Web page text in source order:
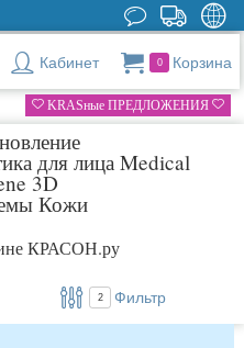
Кабинет 0 Корзина
KRASные ПРЕДЛОЖЕНИЯ
для лица Medical
3D
Кожи
КРАСОН.ру
2 Фильтр